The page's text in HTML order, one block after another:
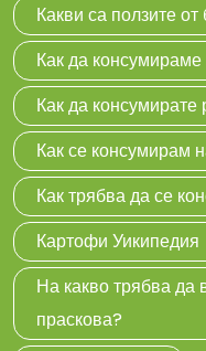
Какви са ползите
Как да
Как да консумирате
Как се консумирам
Как трябва да се
Картофи Уикипедия
На какво трябва да
праскова?